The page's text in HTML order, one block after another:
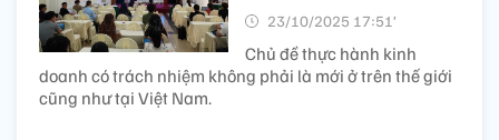
23/10/2025 17:51’
Chủ đề thực hành kinh
doanh có trách nhiệm không phải là mới ở trên thế giới
cũng như tại Việt Nam.